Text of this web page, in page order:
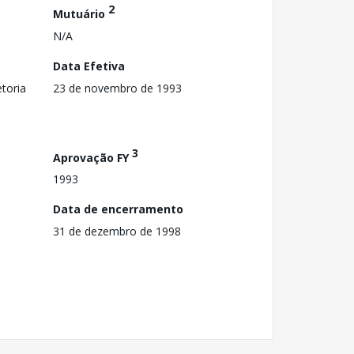
Mutuário 2
N/A
Data Efetiva
23 de novembro de 1993
Aprovação FY3
1993
Data de encerramento
31 de dezembro de 1998